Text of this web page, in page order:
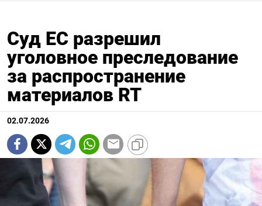
Суд ЕС разрешил
уголовное преследование
за распространение
материалов RT
02.07.2026